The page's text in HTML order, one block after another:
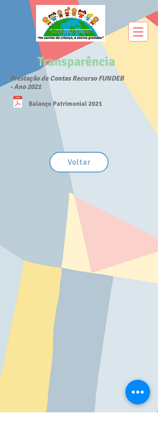
Transparência
Prestação de Contas Recurso FUNDEB
- Ano 2021
Balanço Patrimonial 2021
Voltar